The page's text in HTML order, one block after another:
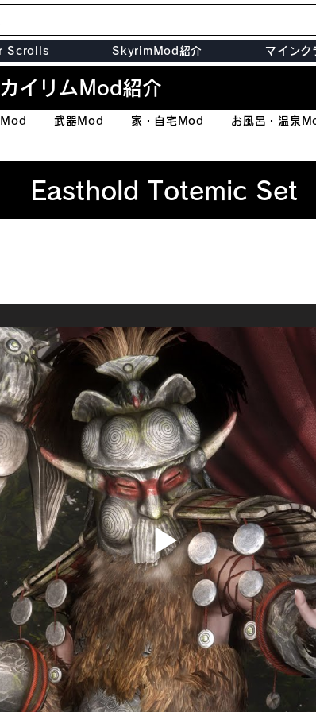
Scrolls SkyrimMod紹介 マインク
イリムMod紹介
武器Mod 家・自宅Mod お風呂・温泉
Easthold Totemic Set